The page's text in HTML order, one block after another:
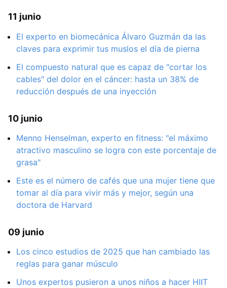
11 junio
El experto en biomecánica Álvaro Guzmán da las
claves para exprimir tus muslos el día de pierna
El compuesto natural que es capaz de "cortar los
cables" del dolor en el cáncer: hasta un 38% de
reducción después de una inyección
10 junio
Menno Henselman, experto en fitness: "el máximo
atractivo masculino se logra con este porcentaje de
grasa"
Este es el número de cafés que una mujer tiene que
tomar al día para vivir más y mejor, según una
doctora de Harvard
09 junio
Los cinco estudios de 2025 que han cambiado las
reglas para ganar músculo
Unos expertos pusieron a unos niños a hacer HIIT